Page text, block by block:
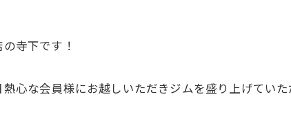
寺下です！
心な会員様にお越しいただきジムを盛り上げていた